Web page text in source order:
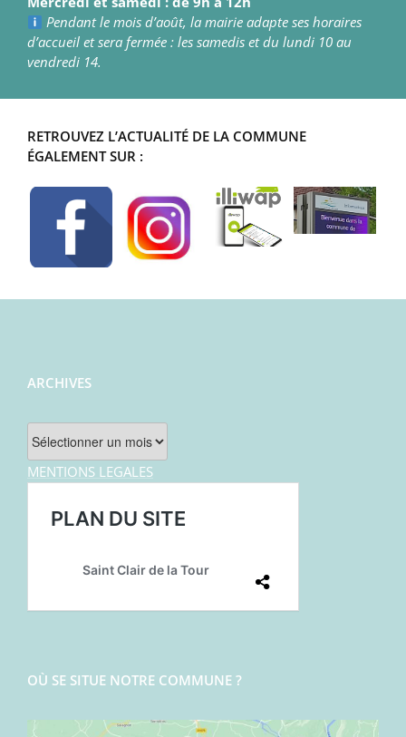
Pendant le mois d’août, la mairie adapte ses horaires
d’accueil et sera fermée : les samedis et du lundi 10 au
vendredi 14.
RETROUVEZ L’ACTUALITÉ DE LA COMMUNE
ÉGALEMENT SUR :
ARCHIVES
Archives
MENTIONS LEGALES
OÙ SE SITUE NOTRE COMMUNE ?